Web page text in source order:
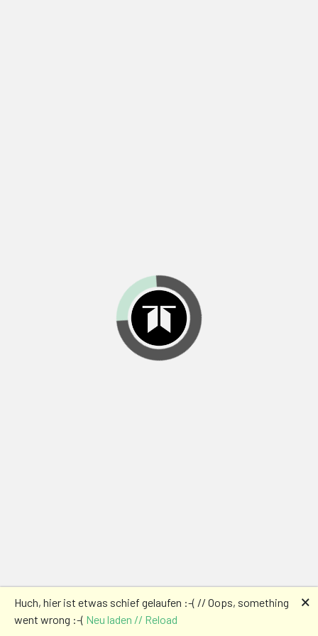
Huch, hier ist etwas schief gelaufen :-( // Oops, something
went wrong :-( Neu laden // Reload
🗙